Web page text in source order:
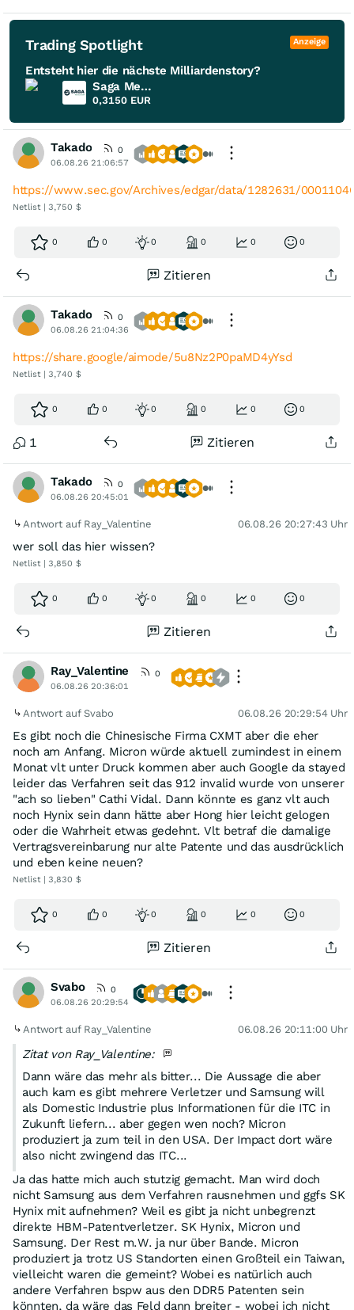
Trading Spotlight Anzeige
Entsteht hier die nächste Milliardenstory?
Saga Metals
0,3150 EUR
Takado
0
06.08.26 21:06:57
https://www.sec.gov/Archives/edgar/data/1282631/
Netlist | 3,750 $
0 0 0 0 0 0
Zitieren
Takado
0
06.08.26 21:04:36
https://share.google/aimode/5u8Nz2P0paMD4yYsd
Netlist | 3,740 $
0 0 0 0 0 0
1 Zitieren
Takado
0
06.08.26 20:45:01
Antwort auf Ray_Valentine 06.08.26 20:27:43 Uhr
wer soll das hier wissen?
Netlist | 3,850 $
0 0 0 0 0 0
Zitieren
Ray_Valentine
0
06.08.26 20:36:01
Antwort auf Svabo 06.08.26 20:29:54 Uhr
Es gibt noch die Chinesische Firma CXMT aber die eher
noch am Anfang. Micron würde aktuell zumindest in einem
Monat vlt unter Druck kommen aber auch Google da stayed
leider das Verfahren seit das 912 invalid wurde von unserer
"ach so lieben" Cathi Vidal. Dann könnte es ganz vlt auch
noch Hynix sein dann hätte aber Hong hier leicht gelogen
oder die Wahrheit etwas gedehnt. Vlt betraf die damalige
Vertragsvereinbarung nur alte Patente und das ausdrücklich
und eben keine neuen?
Netlist | 3,830 $
0 0 0 0 0 0
Zitieren
Svabo
0
06.08.26 20:29:54
Antwort auf Ray_Valentine 06.08.26 20:11:00 Uhr
Zitat von Ray_Valentine:
Dann wäre das mehr als bitter... Die Aussage die aber
auch kam es gibt mehrere Verletzer und Samsung will
als Domestic Industrie plus Informationen für die ITC in
Zukunft liefern... aber gegen wen noch? Micron
produziert ja zum teil in den USA. Der Impact dort wäre
also nicht zwingend das ITC...
Ja das hatte mich auch stutzig gemacht. Man wird doch
nicht Samsung aus dem Verfahren rausnehmen und ggfs SK
Hynix mit aufnehmen? Weil es gibt ja nicht unbegrenzt
direkte HBM-Patentverletzer. SK Hynix, Micron und
Samsung. Der Rest m.W. ja nur über Bande. Micron
produziert ja trotz US Standorten einen Großteil ein Taiwan,
vielleicht waren die gemeint? Wobei es natürlich auch
andere Verfahren bspw aus den DDR5 Patenten sein
könnten, da wäre das Feld dann breiter - wobei ich nicht